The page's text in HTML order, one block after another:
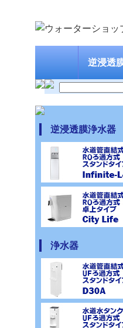
逆浸透
逆浸透膜浄水器
浄水器